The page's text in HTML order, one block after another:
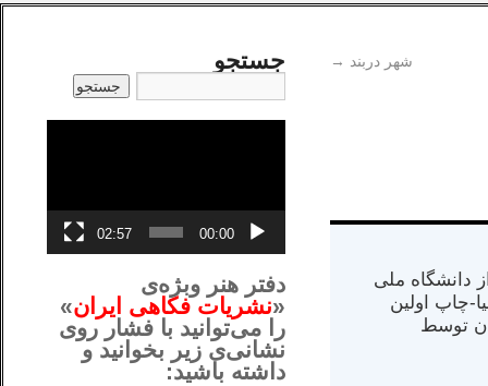
شهر دربند →
از دانشگاه ملی
در کالیفرنیا-چاپ اولین
در سال ۱۳۸۴ در ایران توسط
جستجو
00:00
02:57
دفتر هنر وبژه‌ی
«نشریات فکاهی ایران»
را می‌توانید با فشار روی
نشانی‌ی زیر بخوانید و
داشته باشید: